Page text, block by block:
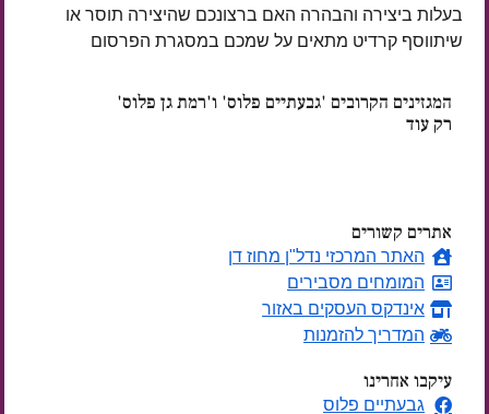
בעלות ביצירה והבהרה האם ברצונכם שהיצירה תוסר או
שיתווסף קרדיט מתאים על שמכם במסגרת הפרסום
המגזינים הקרובים 'גבעתיים פלוס' ו'רמת גן פלוס'
רק עוד
אתרים קשורים
האתר המרכזי נדל"ן מחוז דן
המומחים מסבירים
אינדקס העסקים באזור
המדריך להזמנות
עיקבו אחרינו
גבעתיים פלוס